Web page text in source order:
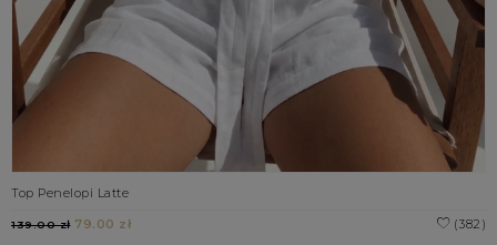
Top Penelopi Latte
(382)
139.00 zł79.00 zł